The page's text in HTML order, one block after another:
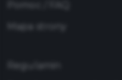
Mapa strony
Regulamin